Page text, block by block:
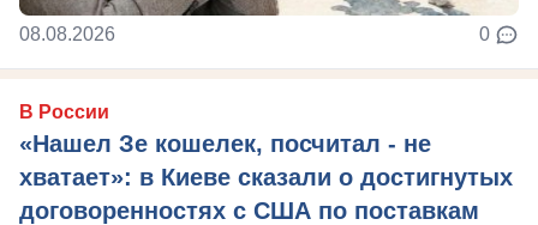
08.08.2026 0
В России
«Нашел Зе кошелек, посчитал - не
хватает»: в Киеве сказали о достигнутых
договоренностях с США по поставкам